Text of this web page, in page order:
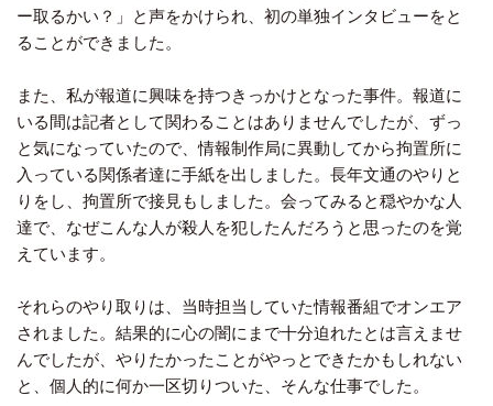
ー取るかい？」と声をかけられ、初の単独インタビューをと
ることができました。
また、私が報道に興味を持つきっかけとなった事件。報道に
いる間は記者として関わることはありませんでしたが、ずっ
と気になっていたので、情報制作局に異動してから拘置所に
入っている関係者達に手紙を出しました。長年文通のやりと
りをし、拘置所で接見もしました。会ってみると穏やかな人
達で、なぜこんな人が殺人を犯したんだろうと思ったのを覚
えています。
それらのやり取りは、当時担当していた情報番組でオンエア
されました。結果的に心の闇にまで十分迫れたとは言えませ
んでしたが、やりたかったことがやっとできたかもしれない
と、個人的に何か一区切りついた、そんな仕事でした。